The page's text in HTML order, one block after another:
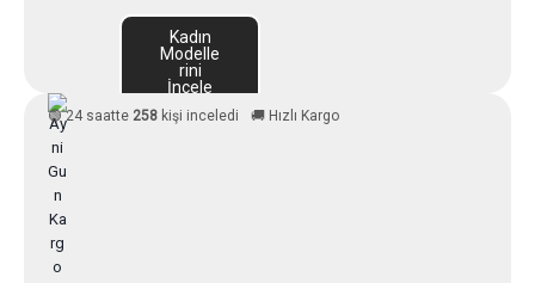
Kadın
Modelle
rini
İncele
🟢 24 saatte 258 kişi inceledi 🚚 Hızlı Kargo